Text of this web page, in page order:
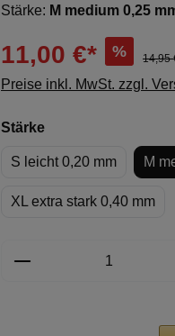
Stärke: M medium 0,25
11,00 €* % 14,95
Preise inkl. MwSt. zzgl.
Stärkeauswählen
S leicht 0,20 mm M
XL extra stark 0,40 mm
Produkt Anzahl: